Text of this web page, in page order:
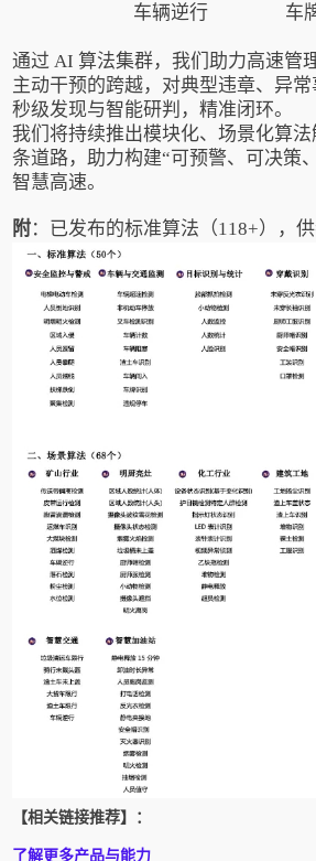
车辆逆行 车
通过 AI 算法集群，我们助力高速管
主动干预的跨越，对典型违章、异
秒级发现与智能研判，精准闭环。
我们将持续推出模块化、场景化算
条道路，助力构建“可预警、可决策
智慧高速。
附：已发布的标准算法（118+），供
【相关链接推荐】：
了解更多产品与能力